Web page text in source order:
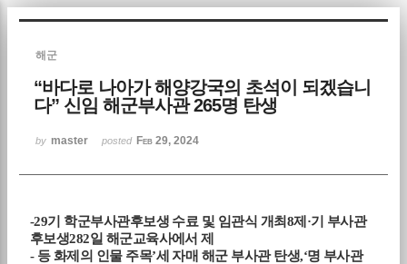
해군
“바다로 나아가 해양강국의 초석이 되겠습니
다” 신임 해군부사관 265명 탄생
by master posted Feb 29, 2024
-29기 학군부사관후보생 수료 및 임관식 개최8제 ·기 부사관
후보생282일 해군교육사에서 제
- 등 화제의 인물 주목’세 자매 해군 부사관 탄생,‘명 부사관
Sketchbook5, 스케치북5
Sketchbook5, 스케치북5